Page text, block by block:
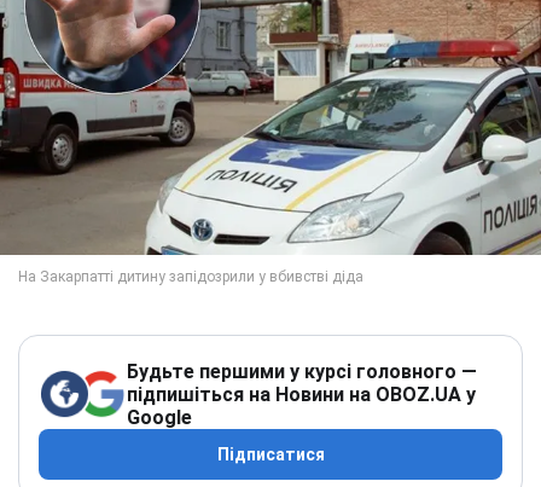
Будьте першими у курсі головного —
підпишіться на Новини на OBOZ.UA у
Google
Підписатися